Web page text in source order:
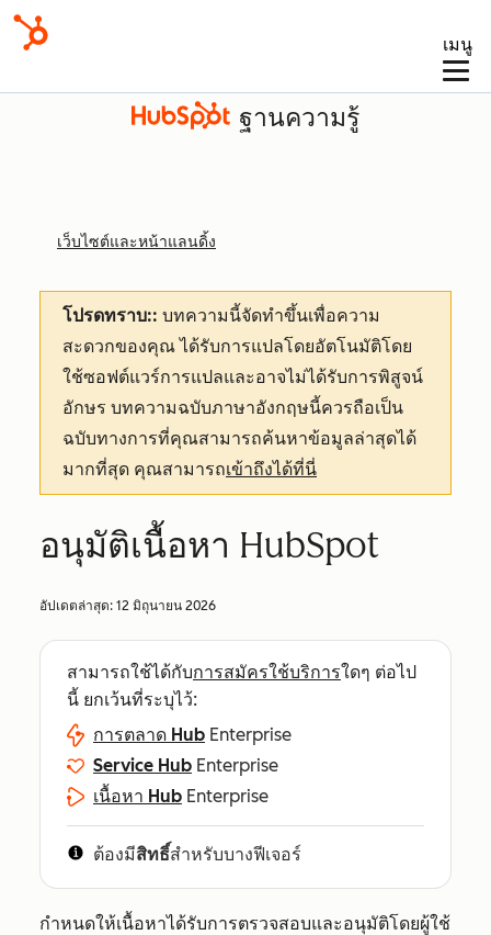
เมนู
ฐานความรู้
เว็บไซต์และหน้าแลนดิ้ง
โปรดทราบ:: บทความนี้จัดทำขึ้นเพื่อความ
สะดวกของคุณได้รับการแปลโดยอัตโนมัติโดย
ใช้ซอฟต์แวร์การแปลและอาจไม่ได้รับการพิสูจน์
อักษร บทความฉบับภาษาอังกฤษนี้ควรถือเป็น
ฉบับทางการที่คุณสามารถค้นหาข้อมูลล่าสุดได้
มากที่สุด คุณสามารถเข้าถึงได้ที่นี่
อนุมัติเนื้อหา HubSpot
อัปเดตล่าสุด: 12 มิถุนายน 2026
สามารถใช้ได้กับการสมัครใช้บริการใดๆ ต่อไป
นี้ ยกเว้นที่ระบุไว้:
การตลาด Hub Enterprise
Service Hub Enterprise
เนื้อหา Hub Enterprise
ต้องมีสิทธิ์สำหรับบางฟีเจอร์
กำหนดให้เนื้อหาได้รับการตรวจสอบและอนุมัติโดยผู้ใช้